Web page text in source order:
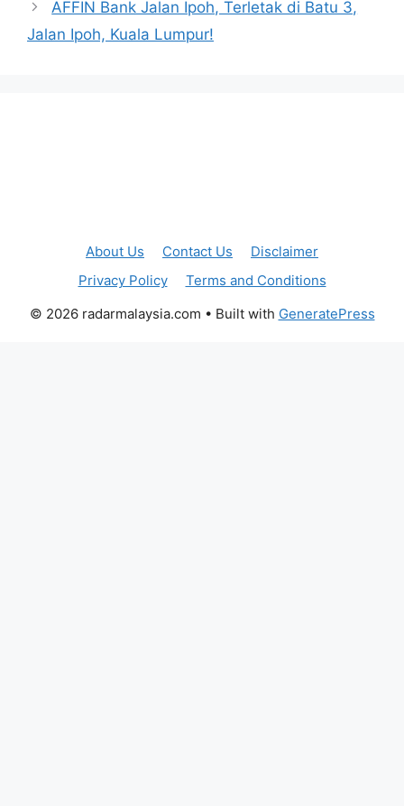
AFFIN Bank Jalan Ipoh, Terletak di Batu 3,
Jalan Ipoh, Kuala Lumpur!
About Us Contact Us
Disclaimer
Privacy Policy
Terms and Conditions
© 2026 radarmalaysia.com • Built with GeneratePress